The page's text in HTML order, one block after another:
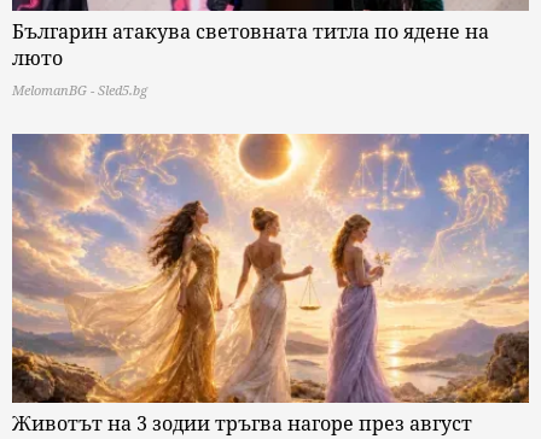
Българин атакува световната титла по ядене на
люто
MelomanBG - Sled5.bg
Животът на 3 зодии тръгва нагоре през август